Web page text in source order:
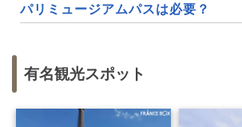
パリミュージアムパスは必要？
有名観光スポット